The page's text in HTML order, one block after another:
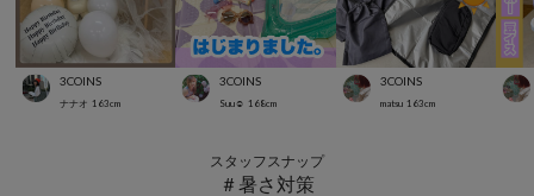
3COINS
ナナオ 163cm
3COINS
Suu☺︎ 168cm
3COINS
matsu 163cm
スタッフスナップ
＃暑さ対策